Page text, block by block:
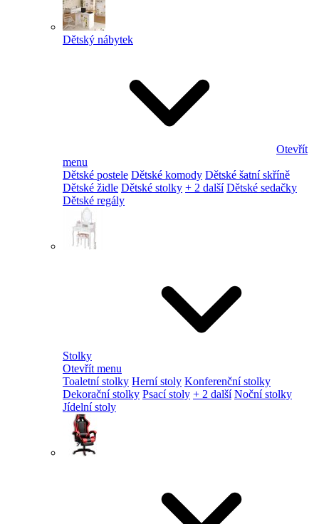
Dětský nábytek
Otevřít
menu
Dětské postele Dětské komody Dětské šatní skříně
Dětské židle Dětské stolky + 2 další Dětské sedačky
Dětské regály
Stolky
Otevřít menu
Toaletní stolky Herní stoly Konferenční stolky
Dekorační stolky Psací stoly + 2 další Noční stolky
Jídelní stoly